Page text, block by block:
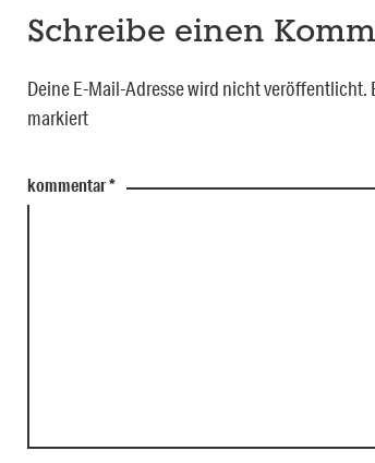
Schreibe einen
Deine E-Mail-Adresse wird nicht veröffentlicht.
markiert
kommentar*